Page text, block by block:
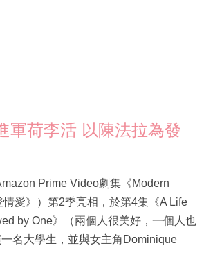
軍荷李活 以陳法拉為發
Prime Video劇集《Modern
情愛》）第2季亮相，於第4集《A Life
by One》（兩個人很美好，一個人也
名大學生，並與女主角Dominique